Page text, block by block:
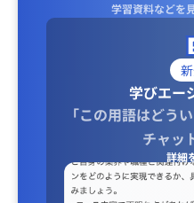
学習資料などを
学びエー
「この用語はどう
チャッ
詳細